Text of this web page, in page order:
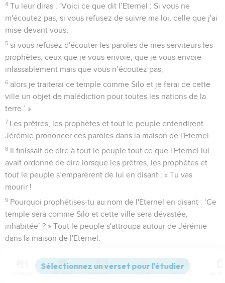
4 Tu leur diras : ‘Voici ce que dit l’Eternel : Si vous ne
m'écoutez pas, si vous refusez de suivre ma loi, celle que j'ai
mise devant vous,
5 si vous refusez d'écouter les paroles de mes serviteurs les
prophètes, ceux que je vous envoie, que je vous envoie
inlassablement mais que vous n’écoutez pas,
6 alors je traiterai ce temple comme Silo et je ferai de cette
ville un objet de malédiction pour toutes les nations de la
terre.’ »
7 Les prêtres, les prophètes et tout le peuple entendirent
Jérémie prononcer ces paroles dans la maison de l'Eternel.
8 Il finissait de dire à tout le peuple tout ce que l'Eternel lui
avait ordonné de dire lorsque les prêtres, les prophètes et
tout le peuple s’emparèrent de lui en disant : « Tu vas
mourir !
9 Pourquoi prophétises-tu au nom de l'Eternel en disant : ‘Ce
temple sera comme Silo et cette ville sera dévastée,
inhabitée’ ? » Tout le peuple s'attroupa autour de Jérémie
dans la maison de l'Eternel.
montèrent du palais royal jusqu’à la maison de l'Eternel et
Versions Commentaires Strong